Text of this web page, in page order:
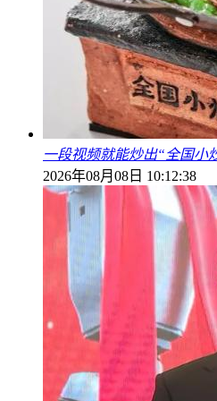
一段视频就能炒出“全国小
2026年08月08日 10:12:38